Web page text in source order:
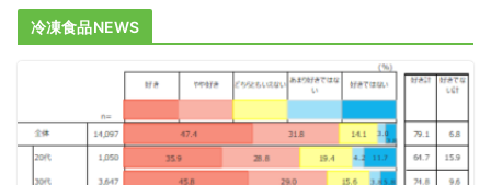
冷凍食品NEWS